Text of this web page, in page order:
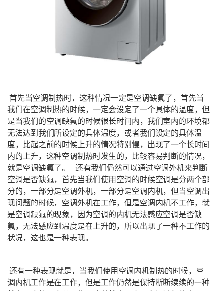
首先当空调制热时，这种情况一定是空调缺氟了，首先当
我们在空调制热的时候，一定会设定了一个具体的温度，但
是当我们的空调缺氟的时候很长时间内，我们室内的环境都
无法达到我们所设定的具体温度，或者我们设定的具体温
度，比起之前的时候上升的情况特别慢，出现了一个长时间
内的上升，这种空调制热时发生的，比较容易判断的情况，
就是空调缺氟了。 还有我们仍然可以通过空调外机来判断
空调是否缺氟，首先当我们使用空调的时候空调是分两个部
分的，一部分是空调外机，一部分是空调内机，但当空调出
现问题的时候，空调外机在工作，但是空调内机不工作，就
是空调缺氟的现象，因为空调的内机无法感应空调是否缺
氟，无法感应到温度是在上升的，所以出现了一种不工作的
状况，这也是一种表现。
还有一种表现就是，当我们使用空调内机制热的时候，空
调内机工作是在工作，但是工作仍然是保持断断续续的一种